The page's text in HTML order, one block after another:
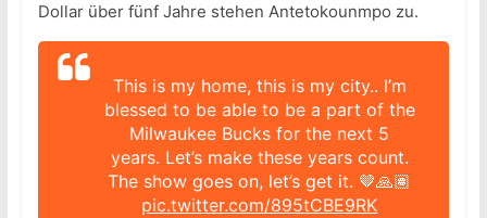
Dollar über fünf Jahre stehen Antetokounmpo zu.
This is my home, this is my city.. I’m
blessed to be able to be a part of the
Milwaukee Bucks for the next 5
years. Let’s make these years count.
The show goes on, let’s get it. 🤎🙏🏽
pic.twitter.com/895tCBE9RK